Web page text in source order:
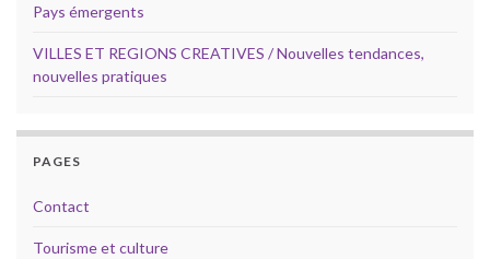
Pays émergents
VILLES ET REGIONS CREATIVES / Nouvelles tendances,
nouvelles pratiques
PAGES
Contact
Tourisme et culture